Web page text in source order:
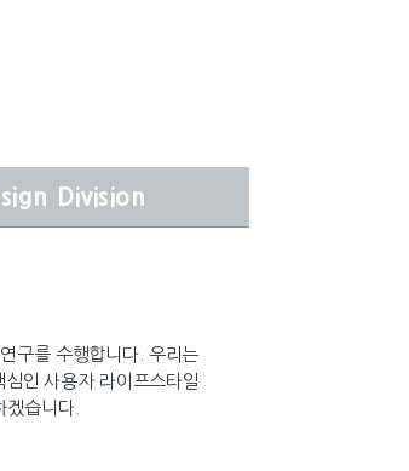
Division
구를 수행합니다. 우리는
인 사용자 라이프스타일
습니다.